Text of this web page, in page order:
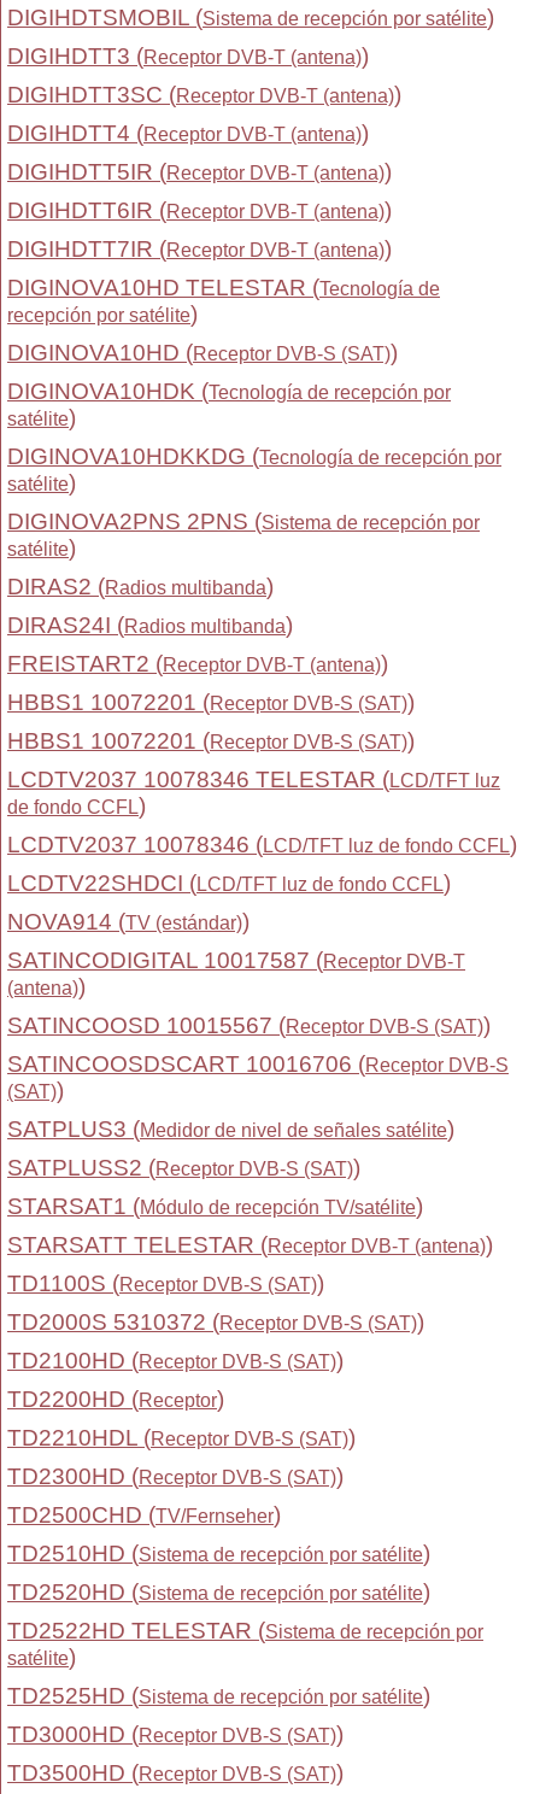
DIGIHDTSMOBIL (Sistema de recepción por satélite)
DIGIHDTT3 (Receptor DVB-T (antena))
DIGIHDTT3SC (Receptor DVB-T (antena))
DIGIHDTT4 (Receptor DVB-T (antena))
DIGIHDTT5IR (Receptor DVB-T (antena))
DIGIHDTT6IR (Receptor DVB-T (antena))
DIGIHDTT7IR (Receptor DVB-T (antena))
DIGINOVA10HD TELESTAR (Tecnología de
recepción por satélite)
DIGINOVA10HD (Receptor DVB-S (SAT))
DIGINOVA10HDK (Tecnología de recepción por
satélite)
DIGINOVA10HDKKDG (Tecnología de recepción por
satélite)
DIGINOVA2PNS 2PNS (Sistema de recepción por
satélite)
DIRAS2 (Radios multibanda)
DIRAS24I (Radios multibanda)
FREISTART2 (Receptor DVB-T (antena))
HBBS1 10072201 (Receptor DVB-S (SAT))
HBBS1 10072201 (Receptor DVB-S (SAT))
LCDTV2037 10078346 TELESTAR (LCD/TFT luz
de fondo CCFL)
LCDTV2037 10078346 (LCD/TFT luz de fondo CCFL)
LCDTV22SHDCI (LCD/TFT luz de fondo CCFL)
NOVA914 (TV (estándar))
SATINCODIGITAL 10017587 (Receptor DVB-T
(antena))
SATINCOOSD 10015567 (Receptor DVB-S (SAT))
SATINCOOSDSCART 10016706 (Receptor DVB-S
(SAT))
SATPLUS3 (Medidor de nivel de señales satélite)
SATPLUSS2 (Receptor DVB-S (SAT))
STARSAT1 (Módulo de recepción TV/satélite)
STARSATT TELESTAR (Receptor DVB-T (antena))
TD1100S (Receptor DVB-S (SAT))
TD2000S 5310372 (Receptor DVB-S (SAT))
TD2100HD (Receptor DVB-S (SAT))
TD2200HD (Receptor)
TD2210HDL (Receptor DVB-S (SAT))
TD2300HD (Receptor DVB-S (SAT))
TD2500CHD (TV/Fernseher)
TD2510HD (Sistema de recepción por satélite)
TD2520HD (Sistema de recepción por satélite)
TD2522HD TELESTAR (Sistema de recepción por
satélite)
TD2525HD (Sistema de recepción por satélite)
TD3000HD (Receptor DVB-S (SAT))
TD3500HD (Receptor DVB-S (SAT))